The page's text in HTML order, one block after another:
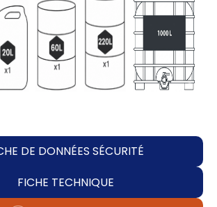
DE DONNÉES SÉCURITÉ
FICHE TECHNIQUE